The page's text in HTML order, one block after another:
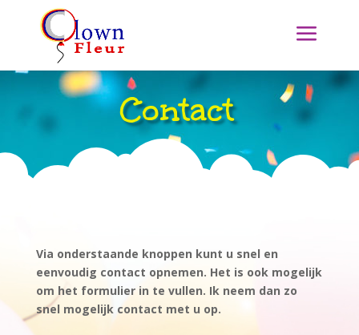
Contact
Via onderstaande knoppen kunt u snel en
eenvoudig contact opnemen. Het is ook mogelijk
om het formulier in te vullen. Ik neem dan zo
snel mogelijk contact met u op.